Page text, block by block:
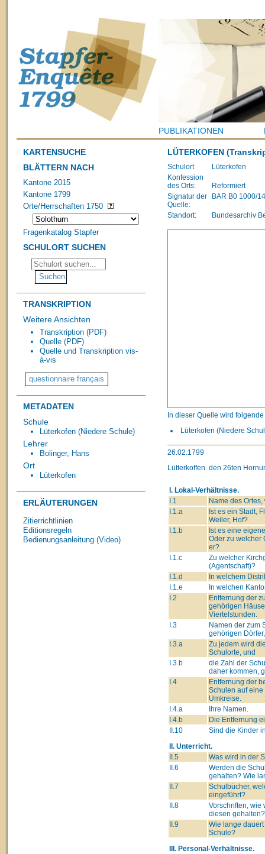
PUBLIKATIONEN
KARTENSUCHE
BLÄTTERN NACH
Kantone 2015
Kantone 1799
Orte/Herrschaften 1750
Fragenkatalog Stapfer
SCHULORT SUCHEN
TRANSKRIPTION
Weitere Ansichten
Transkription (PDF)
Quelle (PDF)
Quelle und Transkription vis-
à-vis
METADATEN
Schule
Lüterkofen (Niedere Schule)
Lehrer
Bolinger, Hans
Ort
Lüterkofen
ERLÄUTERUNGEN
Zitierrichtlinien
Editionsregeln
Bedienungsanleitung (Video)
LÜTERKOFEN
Schulort
Lüterkofen
Konfession
des Orts:
Reformiert
Signatur der
Quelle:
BAR B0 1000/
Standort: Bundesarchiv
In dieser Quelle wird
Lüterkofen (Niedere
26.02.1799
Lütterkoffen. den 26ten
I. Lokal-Verhältnisse.
I.1
Name des
I.1.a
Ist es ein Stadt,
Weiler, Hof?
I.1.b
Ist es eine
Oder zu welcher
er?
I.1.c
Zu welcher
(Agentschaft)?
I.1.d
In welchem
I.1.e
In welchen
I.2
Entfernung der
gehörigen
Viertelstunden.
I.3
Namen der zum
gehörigen
I.3.a
Zu jedem wird
Schulorte, und
I.3.b
die Zahl der
daher kommen,
I.4
Entfernung der
Schulen auf eine
Umkreise.
I.4.a
Ihre Namen.
I.4.b
Die Entfernung
II.10
Sind die Kinder
II. Unterricht.
II.5
Was wird in der
II.6
Werden die
gehalten? Wie
II.7
Schulbücher,
eingeführt?
II.8
Vorschriften, wie
diesen gehalten?
II.9
Wie lange
Schule?
III. Personal-Verhältnisse.